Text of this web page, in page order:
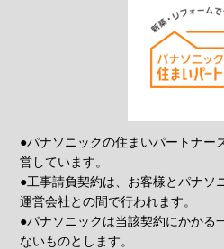
●パナソニックの住まいパートナー
営しています。
●工事請負契約は、お客様とパナソ
運営会社との間で行われます。
●パナソニックは当該契約にかかる
ないものとします。